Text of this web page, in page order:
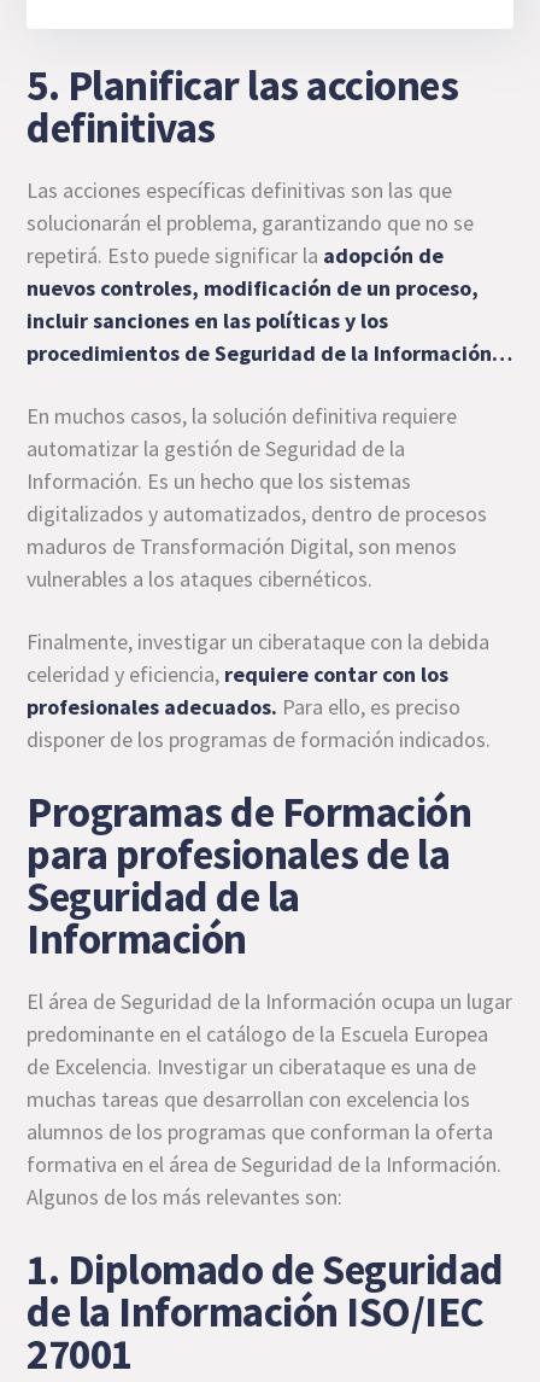
5. Planificar las acciones
definitivas
Las acciones específicas definitivas son las que
solucionarán el problema, garantizando que no se
repetirá. Esto puede significar la adopción de
nuevos controles, modificación de un proceso,
incluir sanciones en las políticas y los
procedimientos de Seguridad de la Información…
En muchos casos, la solución definitiva requiere
automatizar la gestión de Seguridad de la
Información. Es un hecho que los sistemas
digitalizados y automatizados, dentro de procesos
maduros de Transformación Digital, son menos
vulnerables a los ataques cibernéticos.
Finalmente, investigar un ciberataque con la debida
celeridad y eficiencia, requiere contar con los
profesionales adecuados. Para ello, es preciso
disponer de los programas de formación indicados.
Programas de Formación
para profesionales de la
Seguridad de la
Información
El área de Seguridad de la Información ocupa un lugar
predominante en el catálogo de la Escuela Europea
de Excelencia. Investigar un ciberataque es una de
muchas tareas que desarrollan con excelencia los
alumnos de los programas que conforman la oferta
formativa en el área de Seguridad de la Información.
Algunos de los más relevantes son:
1. Diplomado de Seguridad
de la Información ISO/IEC
27001